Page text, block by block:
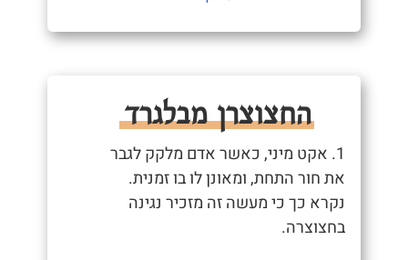
החצוצרן מבלגרד
1. אקט מיני, כאשר אדם מלקק לגבר
את חור התחת, ומאונן לו בו זמנית.
נקרא כך כי מעשה זה מזכיר נגינה
בחצוצרה.